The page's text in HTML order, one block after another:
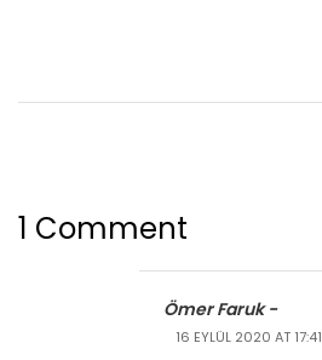
1 Comment
Ömer Faruk -
16 EYLÜL 2020 AT 17:41